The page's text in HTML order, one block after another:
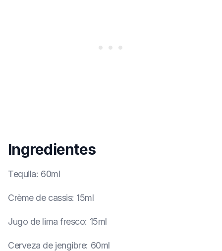
Ingredientes
Tequila: 60ml
Crème de cassis: 15ml
Jugo de lima fresco: 15ml
Cerveza de jengibre: 60ml